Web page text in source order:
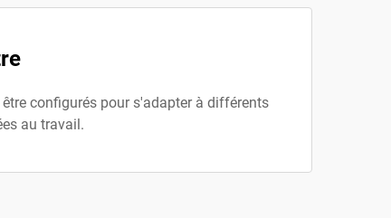
configurés pour s'adapter à différents
au travail.